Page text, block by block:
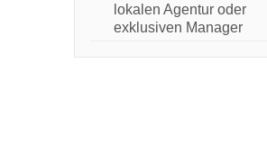
lokalen Agentur oder
exklusiven Manager